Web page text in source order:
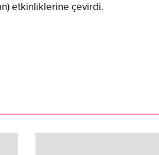
etkinliklerine çevirdi.